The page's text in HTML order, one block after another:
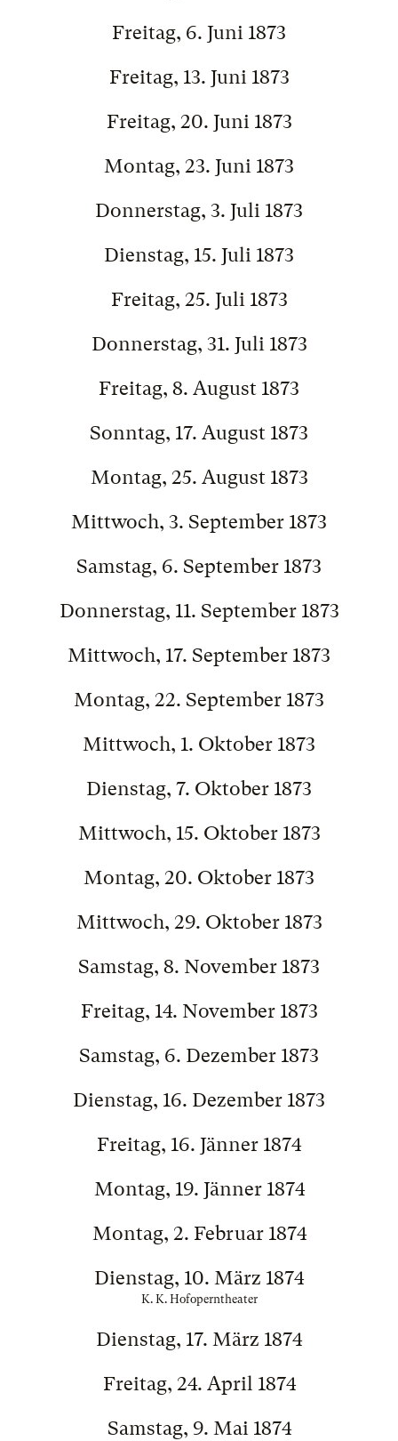
Freitag, 6. Juni 1873
Freitag, 13. Juni 1873
Freitag, 20. Juni 1873
Montag, 23. Juni 1873
Donnerstag, 3. Juli 1873
Dienstag, 15. Juli 1873
Freitag, 25. Juli 1873
Donnerstag, 31. Juli 1873
Freitag, 8. August 1873
Sonntag, 17. August 1873
Montag, 25. August 1873
Mittwoch, 3. September 1873
Samstag, 6. September 1873
Donnerstag, 11. September 1873
Mittwoch, 17. September 1873
Montag, 22. September 1873
Mittwoch, 1. Oktober 1873
Dienstag, 7. Oktober 1873
Mittwoch, 15. Oktober 1873
Montag, 20. Oktober 1873
Mittwoch, 29. Oktober 1873
Samstag, 8. November 1873
Freitag, 14. November 1873
Samstag, 6. Dezember 1873
Dienstag, 16. Dezember 1873
Freitag, 16. Jänner 1874
Montag, 19. Jänner 1874
Montag, 2. Februar 1874
Dienstag, 10. März 1874
K. K. Hofoperntheater
Dienstag, 17. März 1874
Freitag, 24. April 1874
Samstag, 9. Mai 1874